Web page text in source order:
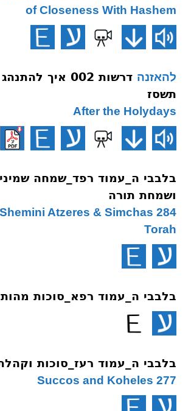
of Closeness With Hashem
להאזנה
דרשות 002 איך
תשסז
After the Holydays
בלבבי ה_עמוד רפד_שמחה
ושמחת תורה
of Shemini Atzeres & Simchas
Torah
בלבבי ה_עמוד רפא_סוכות מהות
בלבבי ה_עמוד רעז_סוכות
277 Succos and Koheles